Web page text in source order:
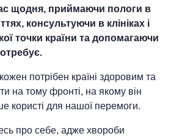
щодня, приймаючи пологи в
консультуючи в клініках і
точки країни та допомагаючи
потрібен країні здоровим та
на тому фронті, на якому він
користі для нашої перемоги.
про себе, адже хвороби